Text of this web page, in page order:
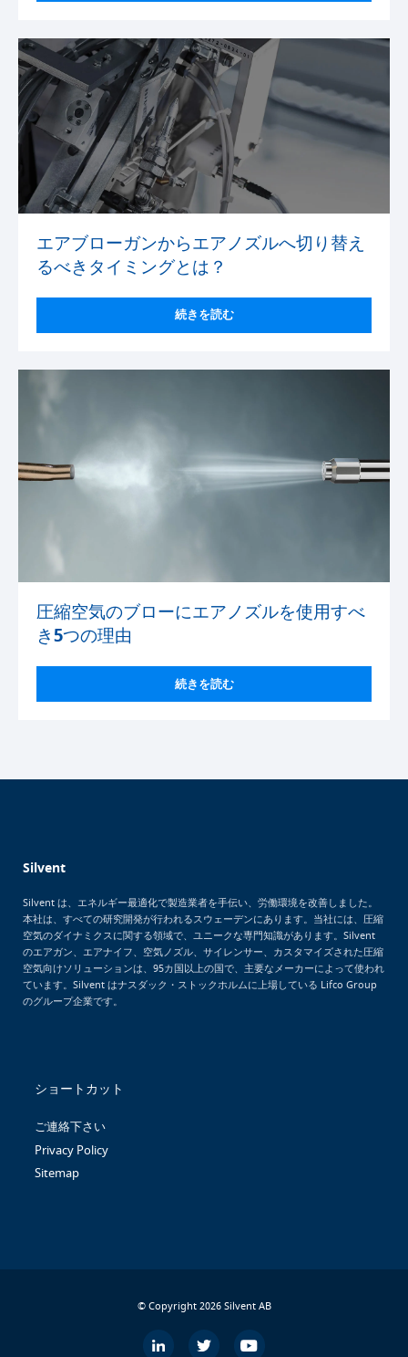
エアブローガンからエアノズルへ切り替え
るべきタイミングとは？
続きを読む
圧縮空気のブローにエアノズルを使用すべ
き5つの理由
続きを読む
Silvent
Silvent は、エネルギー最適化で製造業者を手伝い、労働環境を改善しました。
本社は、すべての研究開発が行われるスウェーデンにあります。当社には、圧縮
空気のダイナミクスに関する領域で、ユニークな専門知識があります。Silvent
のエアガン、エアナイフ、空気ノズル、サイレンサー、カスタマイズされた圧縮
空気向けソリューションは、95カ国以上の国で、主要なメーカーによって使われ
ています。Silvent はナスダック・ストックホルムに上場している Lifco Group
のグループ企業です。
ショートカット
ご連絡下さい
Privacy Policy
Sitemap
© Copyright 2026 Silvent AB